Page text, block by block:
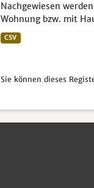
Nachgewiesen
Wohnung bzw. mit
CSV
Sie können dieses